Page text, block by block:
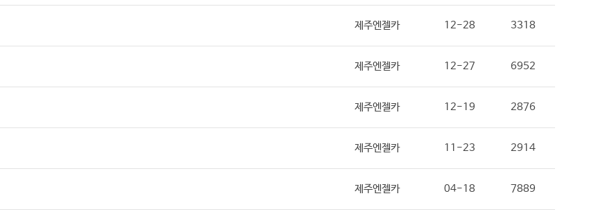
제주엔젤카 12-28 3318
제주엔젤카 12-27 6952
제주엔젤카 12-19 2876
제주엔젤카 11-23 2914
제주엔젤카 04-18 7889